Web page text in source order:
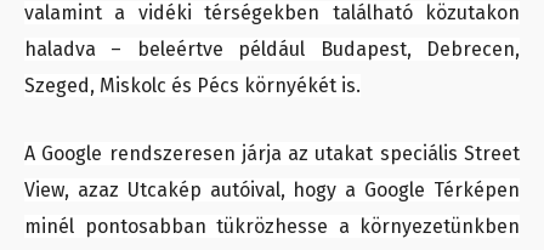
valamint a vidéki térségekben található közutakon
haladva – beleértve például Budapest, Debrecen,
Szeged, Miskolc és Pécs környékét is.
A Google rendszeresen járja az utakat speciális Street
View, azaz Utcakép autóival, hogy a Google Térképen
minél pontosabban tükrözhesse a környezetünkben